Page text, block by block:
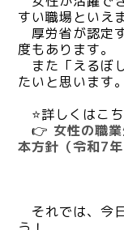
すい職場といえ
厚労省が認定
度もあります。
また「えるぼ
たいと思います。
⭐詳しくはこ
👉 女性の職
本方針（令和7
それでは、今